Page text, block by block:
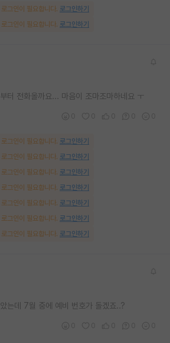
그인이 필요합니다. 로그인하기
그인이 필요합니다. 로그인하기
터 전화올까요... 마음이 조마조마하네요 ㅜ
그인이 필요합니다. 로그인하기
그인이 필요합니다. 로그인하기
그인이 필요합니다. 로그인하기
그인이 필요합니다. 로그인하기
그인이 필요합니다. 로그인하기
그인이 필요합니다. 로그인하기
그인이 필요합니다. 로그인하기
는데 7월 중에 예비 번호가 돌겠죠..?